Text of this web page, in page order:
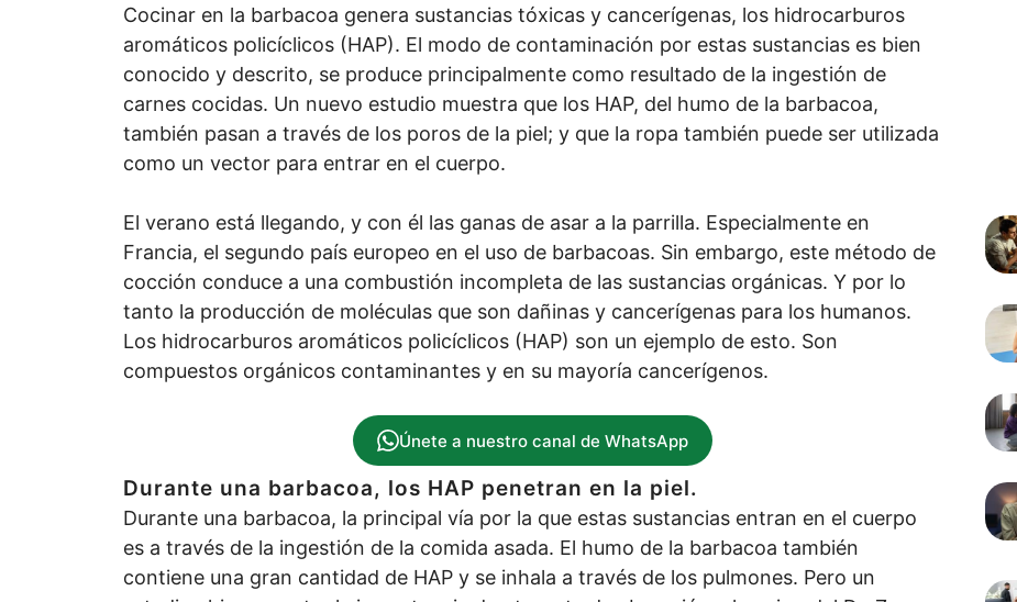
Cocinar en la barbacoa genera sustancias tóxicas y cancerígenas, los hidrocarburos
aromáticos policíclicos (HAP). El modo de contaminación por estas sustancias es bien
conocido y descrito, se produce principalmente como resultado de la ingestión de
carnes cocidas. Un nuevo estudio muestra que los HAP, del humo de la barbacoa,
también pasan a través de los poros de la piel; y que la ropa también puede ser utilizada
como un vector para entrar en el cuerpo.
El verano está llegando, y con él las ganas de asar a la parrilla. Especialmente en
Francia, el segundo país europeo en el uso de barbacoas. Sin embargo, este método de
cocción conduce a una combustión incompleta de las sustancias orgánicas. Y por lo
tanto la producción de moléculas que son dañinas y cancerígenas para los humanos.
Los hidrocarburos aromáticos policíclicos (HAP) son un ejemplo de esto. Son
compuestos orgánicos contaminantes y en su mayoría cancerígenos.
Únete a nuestro canal de WhatsApp
Durante una barbacoa, los HAP penetran en la piel.
Durante una barbacoa, la principal vía por la que estas sustancias entran en el cuerpo
es a través de la ingestión de la comida asada. El humo de la barbacoa también
contiene una gran cantidad de HAP y se inhala a través de los pulmones. Pero un